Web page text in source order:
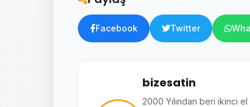
Facebook Twitter
bizesatin
2000 Yılından beri ikinci